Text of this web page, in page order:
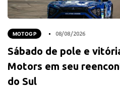
MOTOGP 08/08/2026
Sábado de pole e
Motors em seu
do Sul